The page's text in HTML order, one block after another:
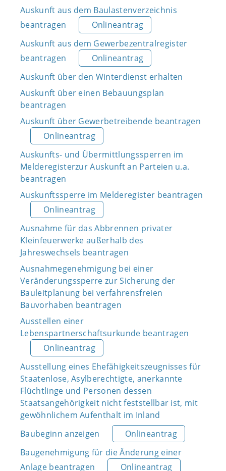
Auskunft aus dem Baulastenverzeichnis
beantragen
Onlineantrag
Auskunft aus dem Gewerbezentralregister
beantragen
Onlineantrag
Auskunft über den Winterdienst erhalten
Auskunft über einen Bebauungsplan
beantragen
Auskunft über Gewerbetreibende beantragen
Onlineantrag
Auskunfts- und Übermittlungssperren im
Melderegisterzur Auskunft an Parteien u.a.
beantragen
Auskunftssperre im Melderegister beantragen
Onlineantrag
Ausnahme für das Abbrennen privater
Kleinfeuerwerke außerhalb des
Jahreswechsels beantragen
Ausnahmegenehmigung bei einer
Veränderungssperre zur Sicherung der
Bauleitplanung bei verfahrensfreien
Bauvorhaben beantragen
Ausstellen einer
Lebenspartnerschaftsurkunde beantragen
Onlineantrag
Ausstellung eines Ehefähigkeitszeugnisses für
Staatenlose, Asylberechtigte, anerkannte
Flüchtlinge und Personen dessen
Staatsangehörigkeit nicht feststellbar ist, mit
gewöhnlichem Aufenthalt im Inland
Baubeginn anzeigen
Onlineantrag
Baugenehmigung für die Änderung einer
Anlage beantragen
Onlineantrag